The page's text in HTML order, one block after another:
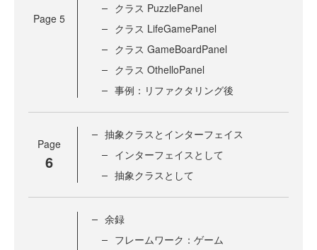
Page 5
クラス PuzzlePanel
クラス LifeGamePanel
クラス GameBoardPanel
クラス OthelloPanel
事例：リファクタリング後
Page
6
抽象クラスとインターフェイス
インターフェイスとして
抽象クラスとして
余録
フレームワーク：ゲーム